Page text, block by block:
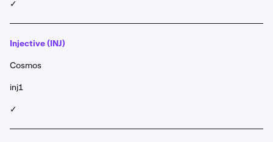
✓
Injective (INJ)
Cosmos
inj1
✓